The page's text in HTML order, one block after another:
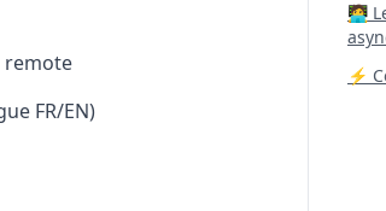
remote
FR/EN)
⚡